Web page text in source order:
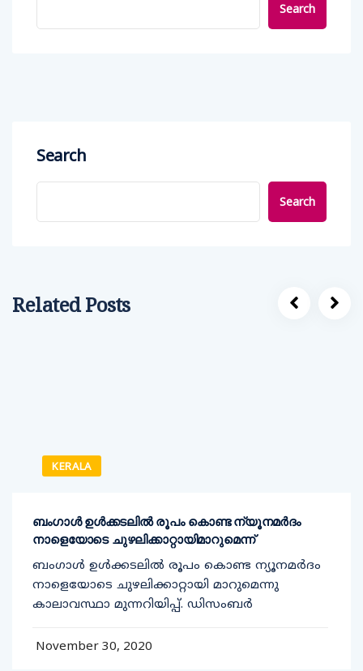
Search
Search
Search
Related Posts
KERALA
ബംഗാൾ ഉൾക്കടലിൽ രൂപം കൊണ്ട ന്യൂനമർദം
നാളെയോടെ ചുഴലിക്കാറ്റായിമാറുമെന്ന്
ബംഗാൾ ഉൾക്കടലിൽ രൂപം കൊണ്ട ന്യൂനമർദം
നാളെയോടെ ചുഴലിക്കാറ്റായി മാറുമെന്നു
കാലാവസ്ഥാ മുന്നറിയിപ്പ്. ഡിസംബർ
November 30, 2020